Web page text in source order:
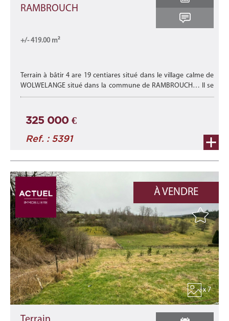
RAMBROUCH
+/- 419.00 m²
Terrain à bâtir 4 are 19 centiares situé dans le village calme de
WOLWELANGE situé dans la commune de RAMBROUCH… Il se
trouve dans un écrin de verdure, proche de toute commodité,
Lire la suite
325 000 €
Ref. : 5391
À VENDRE
x 7